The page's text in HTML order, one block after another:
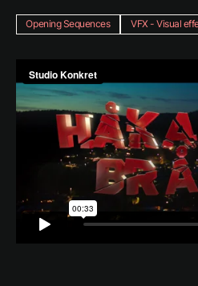
Client: Unlimited Stories
3D: Linus Rosenqvist, Olle Bergmark
Comp: Olle Bergmark
Other post-production and VFX: Filmlance
Opening Sequences VFX - Visual